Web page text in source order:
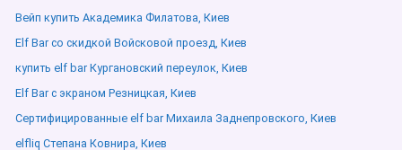
Вейп купить Академика Филатова, Киев
Elf Bar со скидкой Войсковой проезд, Киев
купить elf bar Кургановский переулок, Киев
Elf Bar с экраном Резницкая, Киев
Сертифицированные elf bar Михаила Заднепровского, Киев
elfliq Степана Ковнира, Киев